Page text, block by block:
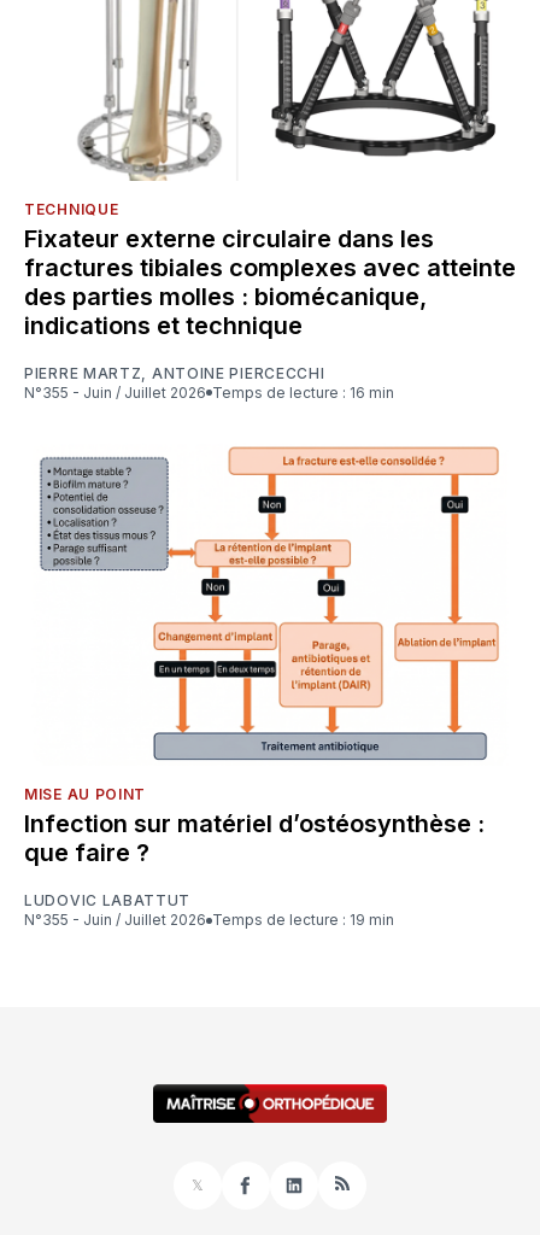
TECHNIQUE
Fixateur externe circulaire dans les
fractures tibiales complexes avec atteinte
des parties molles : biomécanique,
indications et technique
PIERRE MARTZ
ANTOINE PIERCECCHI
N°355 - Juin / Juillet 2026
Temps de lecture : 16 min
MISE AU POINT
Infection sur matériel d’ostéosynthèse :
que faire ?
LUDOVIC LABATTUT
N°355 - Juin / Juillet 2026
Temps de lecture : 19 min
𝕏
FacebookLinkedInRSS